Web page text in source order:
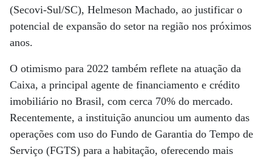
(Secovi-Sul/SC), Helmeson Machado, ao justificar o
potencial de expansão do setor na região nos próximos
anos.
O otimismo para 2022 também reflete na atuação da
Caixa, a principal agente de financiamento e crédito
imobiliário no Brasil, com cerca 70% do mercado.
Recentemente, a instituição anunciou um aumento das
operações com uso do Fundo de Garantia do Tempo de
Serviço (FGTS) para a habitação, oferecendo mais